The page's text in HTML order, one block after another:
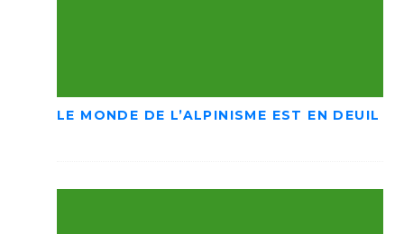
LE MONDE DE L’ALPINISME EST EN DEUIL